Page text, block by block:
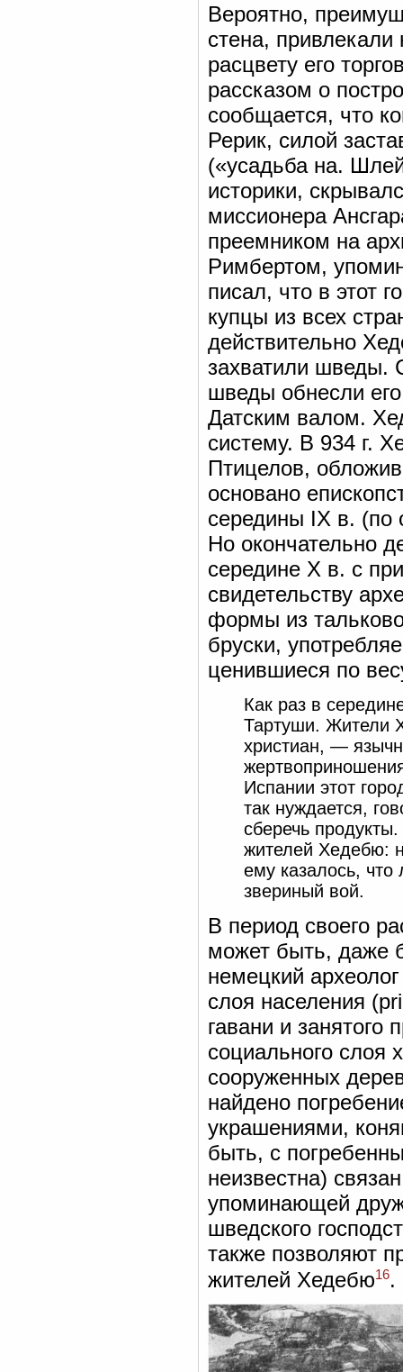
Вероятно,
стена,
расцвету его
рассказом о
сообщается, что
Рерик, силой
(«усадьба на.
историки,
миссионера
преемником на
Римбертом,
писал, что в этот
купцы из всех
действительно
захватили шведы.
шведы обнесли
Датским валом.
систему. В 934 г.
Птицелов,
основано
середины IX в. (по
Но окончательно
середине X в. с
свидетельству
формы из
бруски,
ценившиеся по
Как раз в
Тартуши. Жители
христиан, —
Испании этот
так нуждается,
сберечь
жителей Хедебю:
ему казалось,
звериный вой.
В период своего
может быть, даже
немецкий
слоя населения
гавани и занятого
социального слоя
сооруженных
найдено
украшениями,
быть, с
неизвестна)
упоминающей
шведского
также позволяют
жителей Хедебю16.